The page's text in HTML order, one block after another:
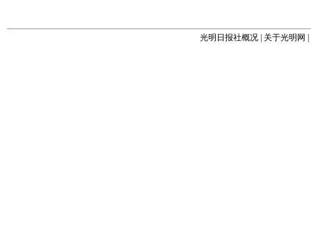
光明日报社概况 关于光明网